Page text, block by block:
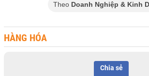
Theo Doanh Nghiệp & Kinh
HÀNG HÓA
Chia sẻ